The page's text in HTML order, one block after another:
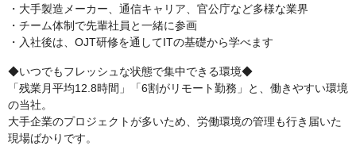
・大手製造メーカー、通信キャリア、官公庁など多様な業界
・チーム体制で先輩社員と一緒に参画
・入社後は、OJT研修を通してITの基礎から学べます
◆いつでもフレッシュな状態で集中できる環境◆
「残業月平均12.8時間」「6割がリモート勤務」と、働きやすい環境
の当社。
大手企業のプロジェクトが多いため、労働環境の管理も行き届いた
現場ばかりです。